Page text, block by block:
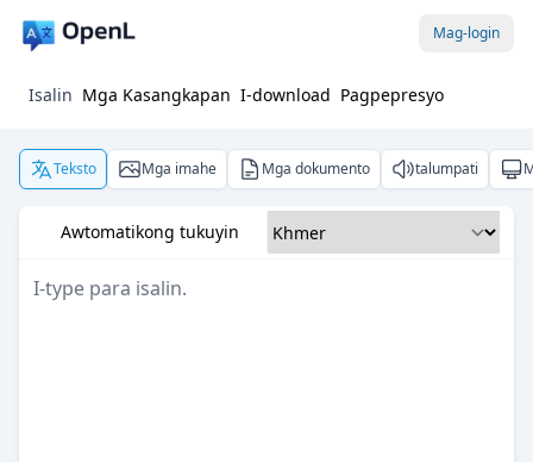
Mag-login
Isalin Mga Kasangkapan I-download Pagpepresyo
Teksto Mga imahe Mga dokumento talumpati
Awtomatikong tukuyin